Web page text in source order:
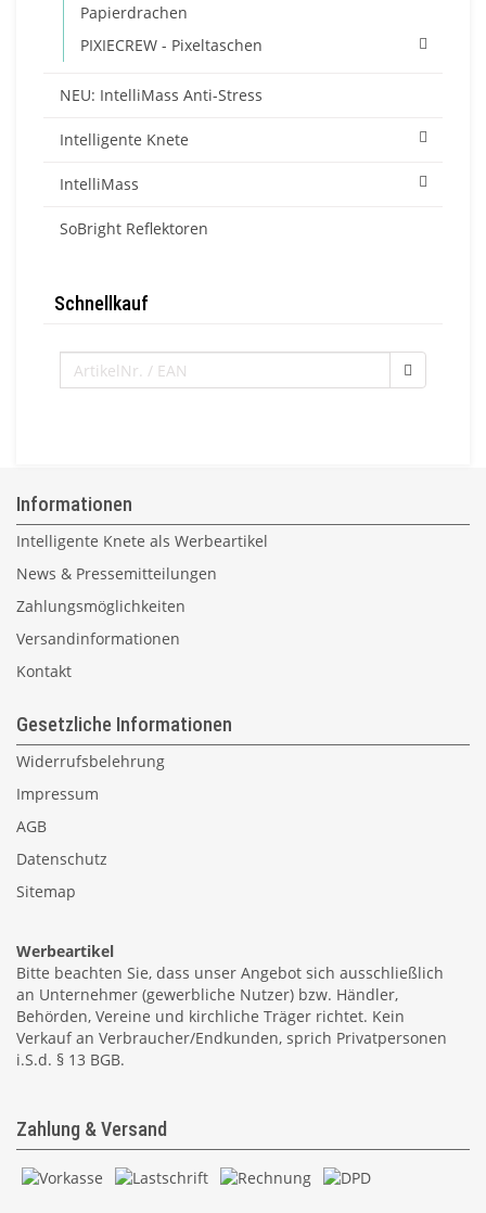
Papierdrachen
PIXIECREW - Pixeltaschen
NEU: IntelliMass Anti-Stress
Intelligente Knete
IntelliMass
SoBright Reflektoren
Schnellkauf
Informationen
Intelligente Knete als Werbeartikel
News & Pressemitteilungen
Zahlungsmöglichkeiten
Versandinformationen
Kontakt
Gesetzliche Informationen
Widerrufsbelehrung
Impressum
AGB
Datenschutz
Sitemap
Werbeartikel
Bitte beachten Sie, dass unser Angebot sich ausschließlich
an Unternehmer (gewerbliche Nutzer) bzw. Händler,
Behörden, Vereine und kirchliche Träger richtet. Kein
Verkauf an Verbraucher/Endkunden, sprich Privatpersonen
i.S.d. § 13 BGB.
Zahlung & Versand